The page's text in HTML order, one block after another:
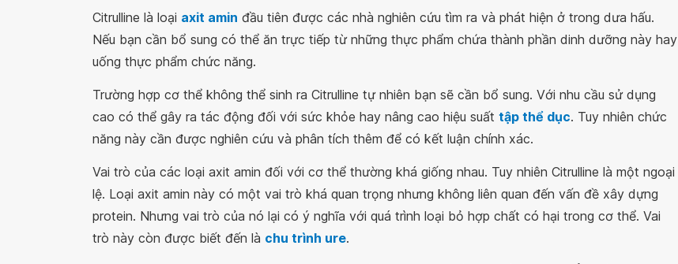
Citrulline là loại axit amin đầu tiên được các nhà nghiên cứu tìm ra và phát hiện ở trong dưa hấu.
Nếu bạn cần bổ sung có thể ăn trực tiếp từ những thực phẩm chứa thành phần dinh dưỡng này hay
uống thực phẩm chức năng.
Trường hợp cơ thể không thể sinh ra Citrulline tự nhiên bạn sẽ cần bổ sung. Với nhu cầu sử dụng
cao có thể gây ra tác động đối với sức khỏe hay nâng cao hiệu suất tập thể dục. Tuy nhiên chức
năng này cần được nghiên cứu và phân tích thêm để có kết luận chính xác.
Vai trò của các loại axit amin đối với cơ thể thường khá giống nhau. Tuy nhiên Citrulline là một ngoại
lệ. Loại axit amin này có một vai trò khá quan trọng nhưng không liên quan đến vấn đề xây dựng
protein. Nhưng vai trò của nó lại có ý nghĩa với quá trình loại bỏ hợp chất có hại trong cơ thể. Vai
trò này còn được biết đến là chu trình ure.